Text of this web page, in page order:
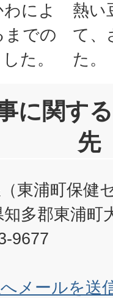
によ
までの
た。
熱い
て、
た。
に関す
先
東浦町保健
多郡東浦町
9677
メールを送